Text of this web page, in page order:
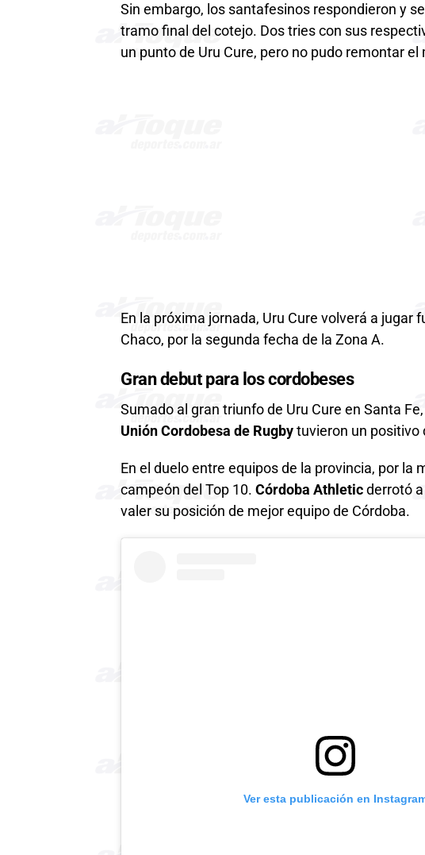
Sin embargo, los santafesinos respondieron y
tramo final del cotejo. Dos tries con sus
un punto de Uru Cure, pero no pudo remontar el
En la próxima jornada, Uru Cure volverá a jugar
Chaco, por la segunda fecha de la Zona A.
Gran debut para los cordobeses
Sumado al gran triunfo de Uru Cure en Santa
Unión Cordobesa de Rugby tuvieron un positivo
En el duelo entre equipos de la provincia, por la
campeón del Top 10. Córdoba Athletic derrotó a
valer su posición de mejor equipo de Córdoba.
Ver esta publicación en